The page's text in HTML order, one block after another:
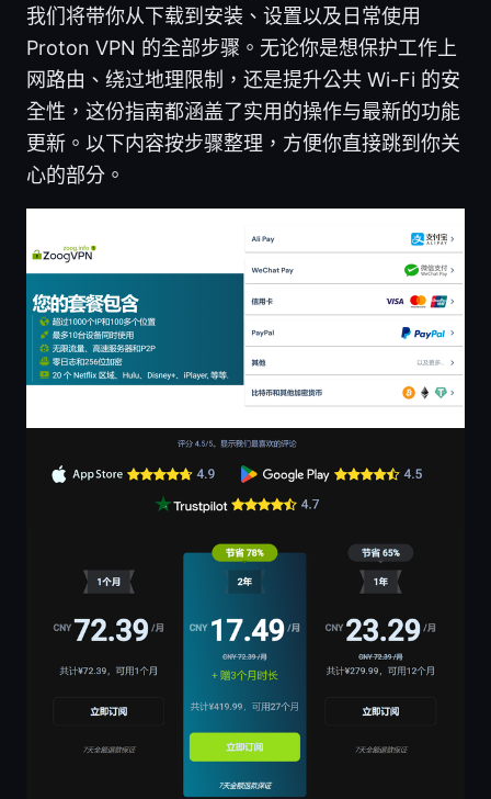
我们将带你从下载到安装、设置以及日常使用
Proton VPN 的全部步骤。无论你是想保护工作上
网路由、绕过地理限制，还是提升公共 Wi-Fi 的安
全性，这份指南都涵盖了实用的操作与最新的功能
更新。以下内容按步骤整理，方便你直接跳到你关
心的部分。